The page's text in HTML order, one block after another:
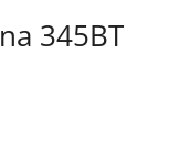
345BT